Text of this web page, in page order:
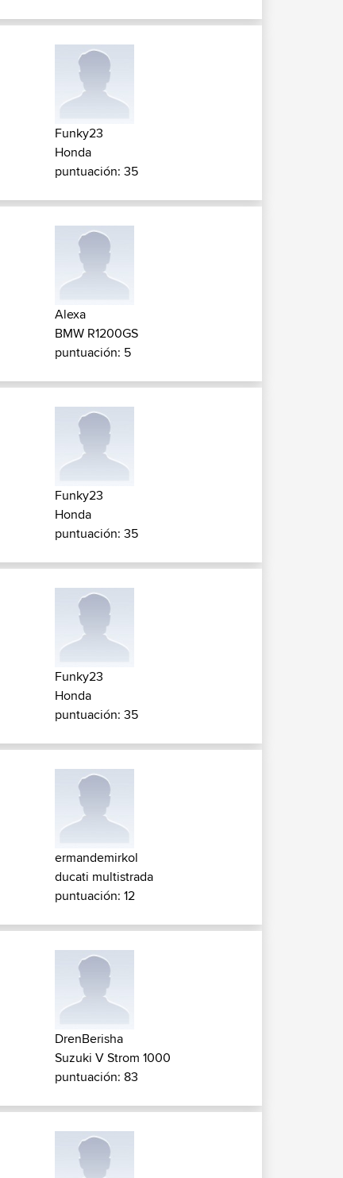
Funky23
Honda
puntuación: 35
Alexa
BMW R1200GS
puntuación: 5
Funky23
Honda
puntuación: 35
Funky23
Honda
puntuación: 35
ermandemirkol
ducati multistrada
puntuación: 12
DrenBerisha
Suzuki V Strom 1000
puntuación: 83